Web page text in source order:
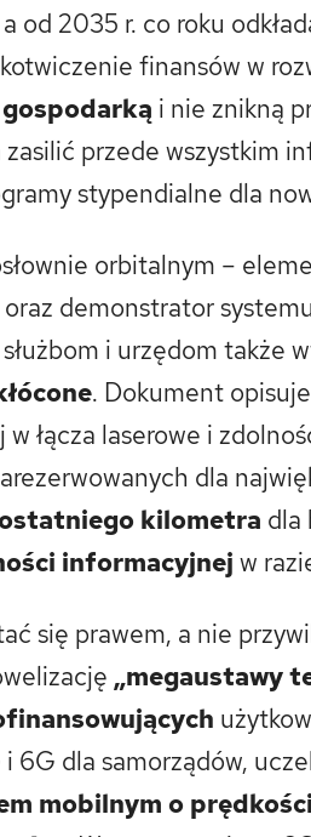
a od 2035 r. co roku
finansów w
gospodarką i nie znikną
przede wszystkim
stypendialne dla
orbitalnym –
oraz demonstrator
i urzędom także
. Dokument
w łącza laserowe i
dla
kilometra dla
informacyjnej w
się prawem, a nie
„megaustawy
6G dla samorządów,
mobilnym o